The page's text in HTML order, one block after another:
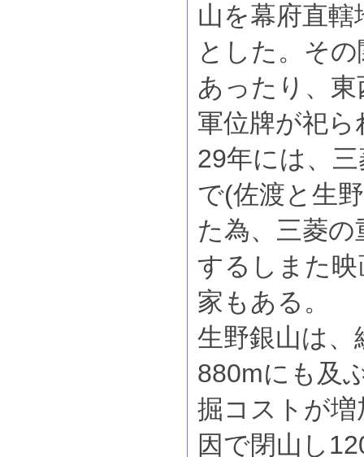
山を幕府直
とした。そ
あったり、
軍位牌が祀
29年には、
で(佐渡と生
た為、三菱
するしまた
家もある。
生野銀山は、
880mにも及
掘コストが
因で閉山し